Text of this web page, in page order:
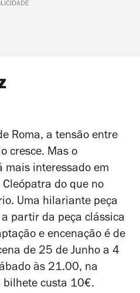
Roma, a tensão entre
cresce. Mas o
mais interessado em
do que no
Uma hilariante peça
partir da peça clássica
e encenação é de
de 25 de Junho a 4
às 21.00, na
bilhete custa 10€.